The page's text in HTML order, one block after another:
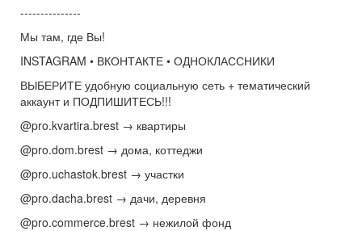
---------------
Мы там, где Вы!
INSTAGRAM • ВКОНТАКТЕ • ОДНОКЛАССНИКИ
ВЫБЕРИТЕ удобную социальную сеть + тематический
аккаунт и ПОДПИШИТЕСЬ!!!
@pro.kvartira.brest → квартиры
@pro.dom.brest → дома, коттеджи
@pro.uchastok.brest → участки
@pro.dacha.brest → дачи, деревня
@pro.commerce.brest → нежилой фонд